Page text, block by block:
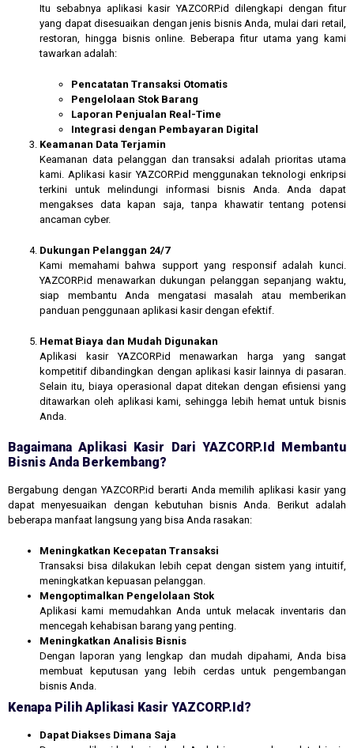
Itu sebabnya aplikasi kasir YAZCORP.id dilengkapi dengan fitur
yang dapat disesuaikan dengan jenis bisnis Anda, mulai dari retail,
restoran, hingga bisnis online. Beberapa fitur utama yang kami
tawarkan adalah:
Pencatatan Transaksi Otomatis
Pengelolaan Stok Barang
Laporan Penjualan Real-Time
Integrasi dengan Pembayaran Digital
Keamanan Data Terjamin
Keamanan data pelanggan dan transaksi adalah prioritas utama
kami. Aplikasi kasir YAZCORP.id menggunakan teknologi enkripsi
terkini untuk melindungi informasi bisnis Anda. Anda dapat
mengakses data kapan saja, tanpa khawatir tentang potensi
ancaman cyber.
Dukungan Pelanggan 24/7
Kami memahami bahwa support yang responsif adalah kunci.
YAZCORP.id menawarkan dukungan pelanggan sepanjang waktu,
siap membantu Anda mengatasi masalah atau memberikan
panduan penggunaan aplikasi kasir dengan efektif.
Hemat Biaya dan Mudah Digunakan
Aplikasi kasir YAZCORP.id menawarkan harga yang sangat
kompetitif dibandingkan dengan aplikasi kasir lainnya di pasaran.
Selain itu, biaya operasional dapat ditekan dengan efisiensi yang
ditawarkan oleh aplikasi kami, sehingga lebih hemat untuk bisnis
Anda.
Bagaimana Aplikasi Kasir Dari YAZCORP.id Membantu
Bisnis Anda Berkembang?
Bergabung dengan YAZCORP.id berarti Anda memilih aplikasi kasir yang
dapat menyesuaikan dengan kebutuhan bisnis Anda. Berikut adalah
beberapa manfaat langsung yang bisa Anda rasakan:
Meningkatkan Kecepatan Transaksi
Transaksi bisa dilakukan lebih cepat dengan sistem yang intuitif,
meningkatkan kepuasan pelanggan.
Mengoptimalkan Pengelolaan Stok
Aplikasi kami memudahkan Anda untuk melacak inventaris dan
mencegah kehabisan barang yang penting.
Meningkatkan Analisis Bisnis
Dengan laporan yang lengkap dan mudah dipahami, Anda bisa
membuat keputusan yang lebih cerdas untuk pengembangan
bisnis Anda.
Kenapa Pilih Aplikasi Kasir YAZCORP.id?
Dapat Diakses Dimana Saja